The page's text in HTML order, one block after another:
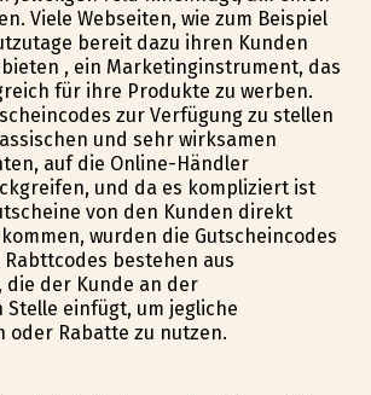
Viele Webseiten, wie zum Beispiel
bereit dazu ihren Kunden
, ein Marketinginstrument, das
für ihre Produkte zu werben.
zur Verfügung zu stellen
und sehr wirksamen
auf die Online-Händler
und da es kompliziert ist
von den Kunden direkt
wurden die Gutscheincodes
bestehen aus
die der Kunde an der
einfügt, um jegliche
oder Rabatte zu nutzen.